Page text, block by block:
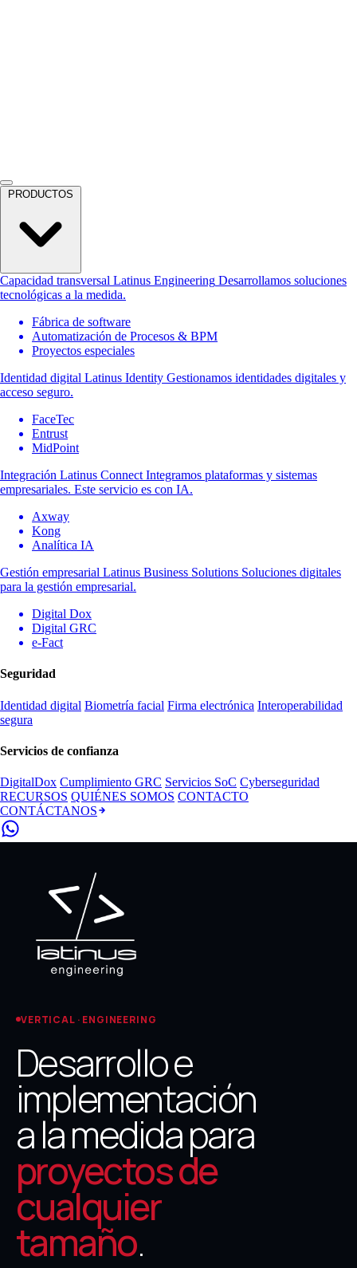
PRODUCTOS
Capacidad transversal Latinus Engineering Desarrollamos soluciones
tecnológicas a la medida.
Fábrica de software
Automatización de Procesos & BPM
Proyectos especiales
Identidad digital Latinus Identity Gestionamos identidades digitales y
acceso seguro.
FaceTec
Entrust
MidPoint
Integración Latinus Connect Integramos plataformas y sistemas
empresariales. Este servicio es con IA.
Axway
Kong
Analítica IA
Gestión empresarial Latinus Business Solutions Soluciones digitales
para la gestión empresarial.
Digital Dox
Digital GRC
e-Fact
Seguridad
Identidad digital Biometría facial Firma electrónica Interoperabilidad
segura
Servicios de confianza
DigitalDox Cumplimiento GRC Servicios SoC Cyberseguridad
RECURSOS QUIÉNES SOMOS CONTACTO
CONTÁCTANOS
VERTICAL · ENGINEERING
Desarrollo e
implementación
a la medida para
proyectos de
cualquier
tamaño.